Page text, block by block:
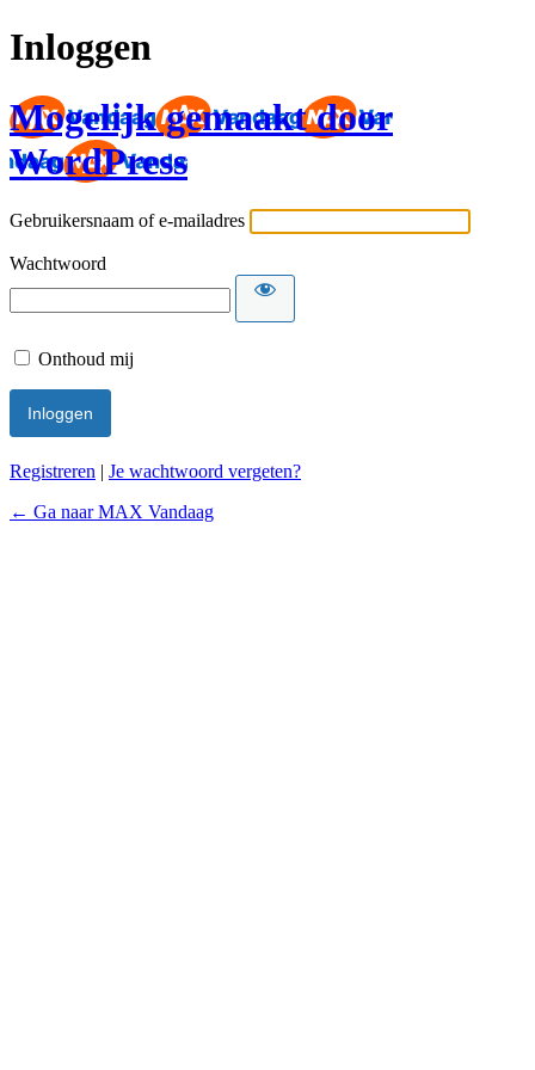
Inloggen
Mogelijk gemaakt door
WordPress
Gebruikersnaam of e-mailadres
Wachtwoord
Onthoud mij
Registreren | Je wachtwoord vergeten?
← Ga naar MAX Vandaag